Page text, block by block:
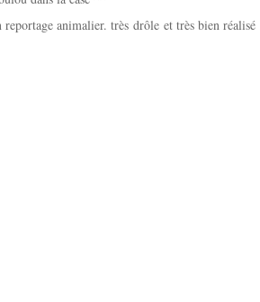
reportage animalier. très drôle et très bien réalisé